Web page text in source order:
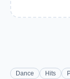
Dance Hits